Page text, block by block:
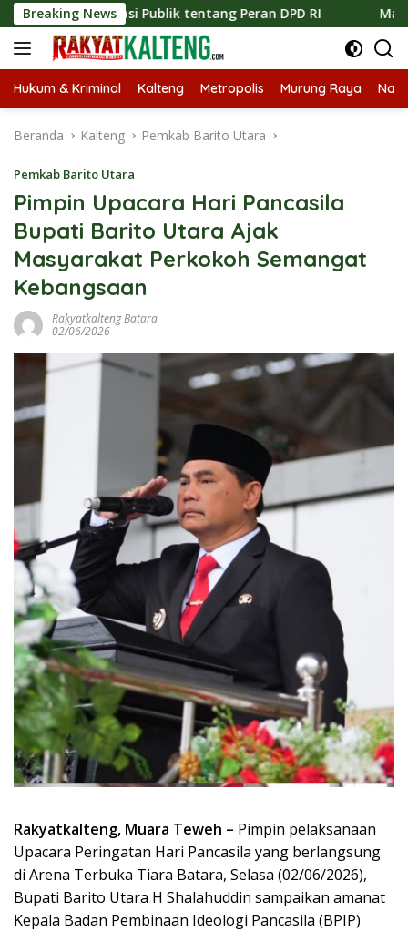
Langsung
ke
konten
Breaking News
Publik tentang Peran DPD RI Masuknya Musim
Hukum & Kriminal Kalteng Metropolis Murung Raya
Beranda Kalteng Pemkab Barito Utara
Pemkab Barito Utara
Pimpin Upacara Hari Pancasila
Bupati Barito Utara Ajak
Masyarakat Perkokoh Semangat
Kebangsaan
Rakyatkalteng Batara
02/06/2026
Rakyatkalteng, Muara Teweh – Pimpin pelaksanaan
Upacara Peringatan Hari Pancasila yang berlangsung
di Arena Terbuka Tiara Batara, Selasa (02/06/2026),
Bupati Barito Utara H Shalahuddin sampaikan amanat
Kepala Badan Pembinaan Ideologi Pancasila (BPIP)